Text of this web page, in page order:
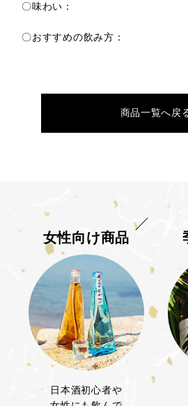
〇味わい：
〇おすすめの飲み方：
商品一覧へ戻
女性向け商品
日本酒初心者や